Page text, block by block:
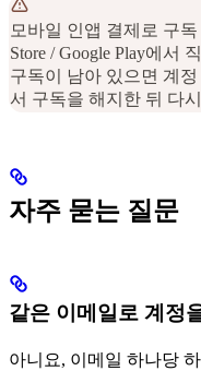
모바일 인앱 결제로 구
Store / Google Play에서
구독이 남아 있으면 계
서 구독을 해지한 뒤 다
자주 묻는 질문
같은 이메일로 계정
아니요, 이메일 하나당